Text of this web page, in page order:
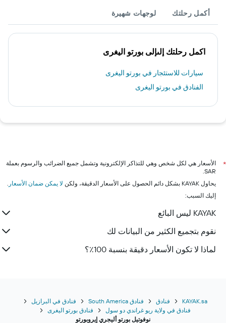
أكمل رحلتك لوجهات شهيرة
اكمل رحلتك إلىإلى بورتو اليغرى
سيارات للاستئجار في بورتو اليغرى
الفنادق في بورتو اليغرى
*
الأسعار هي لكل شخص وهي للتذاكر الإلكترونية وتشمل جميع الضرائب والرسوم بعملة
SAR.
يحاول KAYAK بشكل دائم الحصول على الأسعار الدقيقة، ولكن
لا يمكن ضمان الأسعار .
إليك السبب:
KAYAK ليس البائع
نقوم بتجميع الكثير من البيانات لك
لماذا لا تكون الأسعار دقيقة بنسبة 100٪؟
KAYAK.sa فنادق فنادق South America
فنادق في البرازيل
فنادق في ولاية ريو غراندي دو سول
فنادق بورتو اليغرى
نوفوتيل بورتو أليجري إيروبورتو